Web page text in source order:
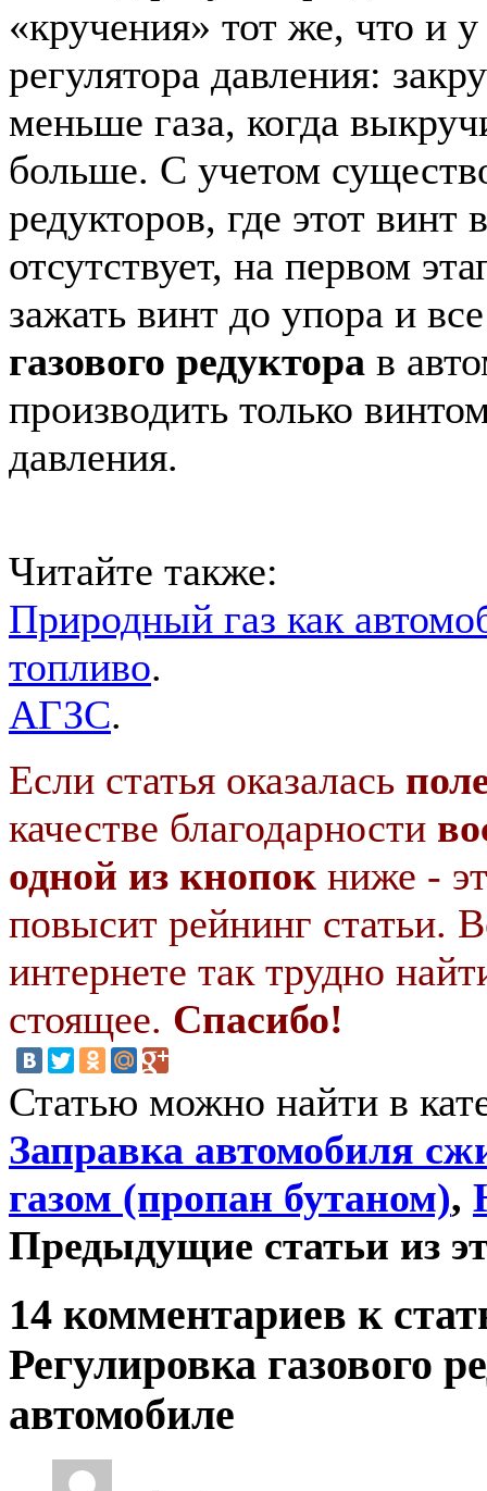
«кручения» тот же, что и
регулятора давления:
меньше газа, когда
больше. С учетом
редукторов, где этот винт
отсутствует, на первом
зажать винт до упора и
газового редуктора в
производить только
давления.
Читайте также:
Природный газ как
топливо.
АГЗС.
Если статья оказалась
качестве благодарности
одной из кнопок ниже -
повысит рейнинг статьи.
интернете так трудно
стоящее. Спасибо!
Статью можно найти в
Заправка автомобиля
газом (пропан бутаном),
Предыдущие статьи из
14 комментариев к
Регулировка газового
автомобиле